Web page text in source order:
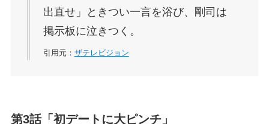
出直せ」ときつい一言を浴び、剛司は
掲示板に泣きつく。
引用元： ザテレビジョン
第3話「初デートに大ピンチ」